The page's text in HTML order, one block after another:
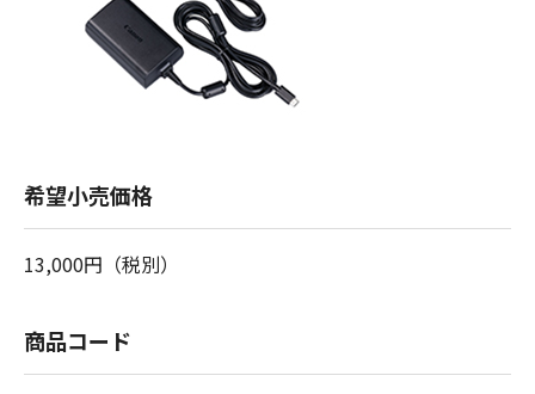
希望小売価格
13,000円（税別）
商品コード